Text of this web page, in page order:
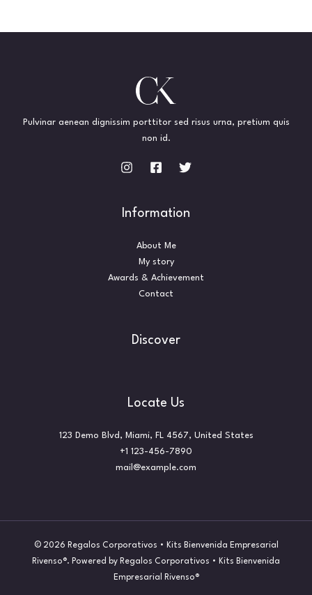
Pulvinar aenean dignissim porttitor sed risus urna, pretium quis
non id.
Information
About Me
My story
Awards & Achievement
Contact
Discover
Locate Us
123 Demo Blvd, Miami, FL 4567, United States
+1 123-456-7890
mail@example.com
© 2026 Regalos Corporativos • Kits Bienvenida Empresarial
Rivenso®. Powered by Regalos Corporativos • Kits Bienvenida
Empresarial Rivenso®